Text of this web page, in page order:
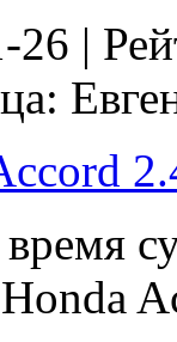
26 |